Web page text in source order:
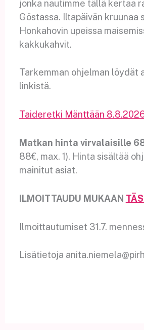
jonka nautimme tällä kertaa
Göstassa. Iltapäivän
Honkahovin upeissa
kakkukahvit.
Tarkemman ohjelman löydät
linkistä.
Taideretki Mänttään
Matkan hinta virvalaisille
88€, max. 1). Hinta sisältää
mainitut asiat.
ILMOITTAUDU MUKAAN
Ilmoittautumiset 31.7.
Lisätietoja